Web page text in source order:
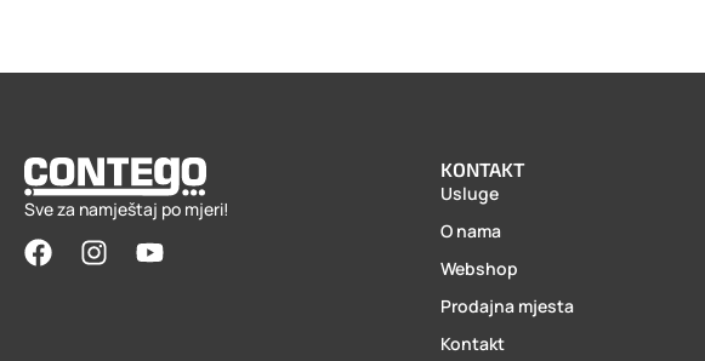
Sve za namještaj po mjeri!
KONTAKT
Usluge
O nama
Webshop
Prodajna mjesta
Kontakt